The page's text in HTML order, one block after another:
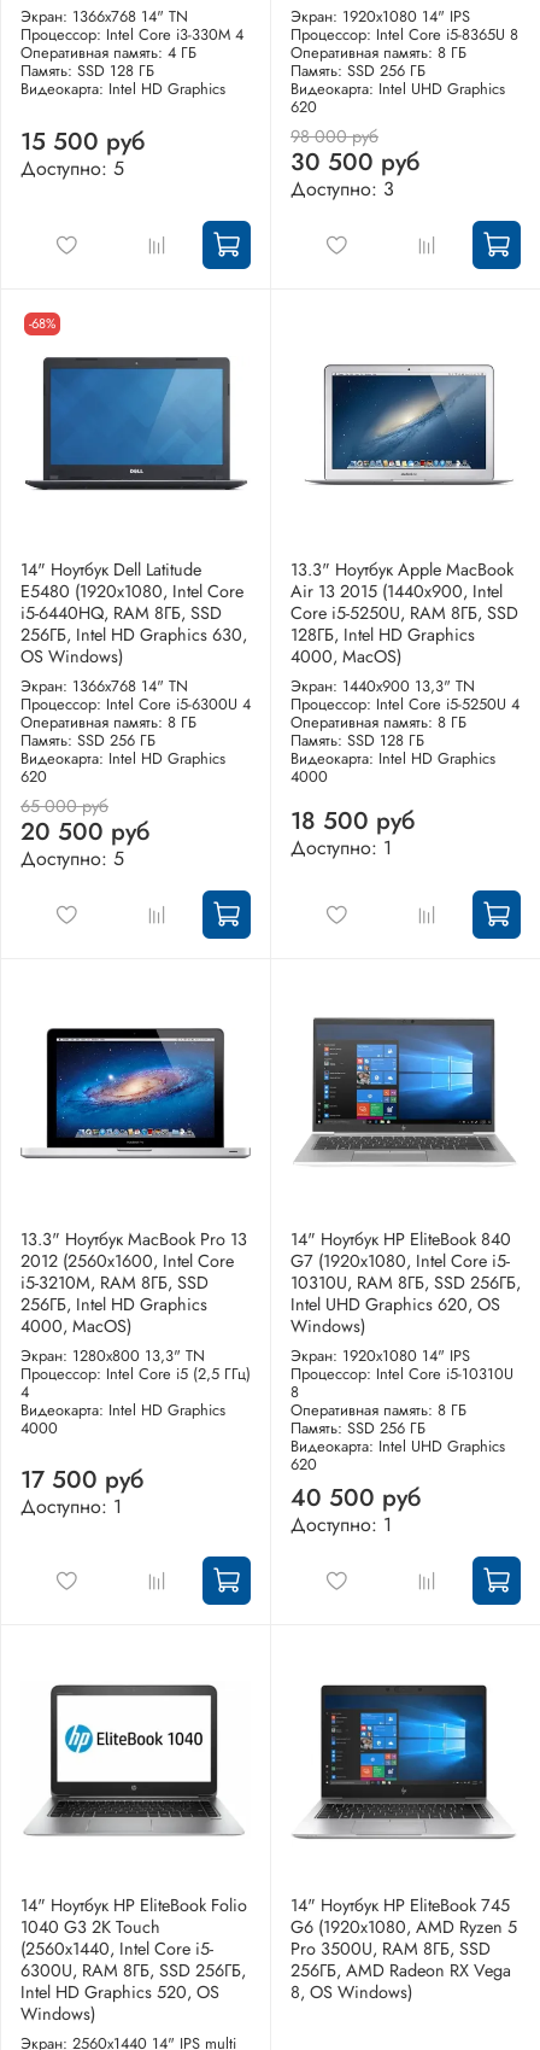
Экран: 1366x768 14" TN
Процессор: Intel Core i3-330M 4
Оперативная память: 4 ГБ
Память: SSD 128 ГБ
Видеокарта: Intel HD Graphics
15 500 руб
Доступно: 5
Экран: 1920x1080 14" IPS
Процессор: Intel Core i5-8365U 8
Оперативная память: 8 ГБ
Память: SSD 256 ГБ
Видеокарта: Intel UHD Graphics
620
98 000 руб
30 500 руб
Доступно: 3
-68%
14" Ноутбук Dell Latitude
E5480 (1920х1080, Intel Core
i5-6440HQ, RAM 8ГБ, SSD
256ГБ, Intel HD Graphics 630,
OS Windows)
Экран: 1366x768 14" TN
Процессор: Intel Core i5-6300U 4
Оперативная память: 8 ГБ
Память: SSD 256 ГБ
Видеокарта: Intel HD Graphics
620
65 000 руб
20 500 руб
Доступно: 5
13.3" Ноутбук Apple MacBook
Air 13 2015 (1440x900, Intel
Core i5-5250U, RAM 8ГБ, SSD
128ГБ, Intel HD Graphics
4000, MacOS)
Экран: 1440x900 13,3" TN
Процессор: Intel Core i5-5250U 4
Оперативная память: 8 ГБ
Память: SSD 128 ГБ
Видеокарта: Intel HD Graphics
4000
18 500 руб
Доступно: 1
13.3" Ноутбук MacBook Pro 13
2012 (2560x1600, Intel Core
i5-3210M, RAM 8ГБ, SSD
256ГБ, Intel HD Graphics
4000, MacOS)
Экран: 1280x800 13,3" TN
Процессор: Intel Core i5 (2,5 ГГц)
4
Видеокарта: Intel HD Graphics
4000
17 500 руб
Доступно: 1
14" Ноутбук HP EliteBook 840
G7 (1920x1080, Intel Core i5-
10310U, RAM 8ГБ, SSD 256ГБ,
Intel UHD Graphics 620, OS
Windows)
Экран: 1920x1080 14" IPS
Процессор: Intel Core i5-10310U
8
Оперативная память: 8 ГБ
Память: SSD 256 ГБ
Видеокарта: Intel UHD Graphics
620
40 500 руб
Доступно: 1
14" Ноутбук HP EliteBook Folio
1040 G3 2K Touch
(2560x1440, Intel Core i5-
6300U, RAM 8ГБ, SSD 256ГБ,
Intel HD Graphics 520, OS
Windows)
Экран: 2560x1440 14" IPS multi
14" Ноутбук HP EliteBook 745
G6 (1920x1080, AMD Ryzen 5
Pro 3500U, RAM 8ГБ, SSD
256ГБ, AMD Radeon RX Vega
8, OS Windows)